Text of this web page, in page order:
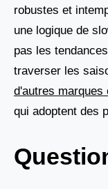
robustes et
une logique de
pas les
traverser les
d'autres marques
qui adoptent des